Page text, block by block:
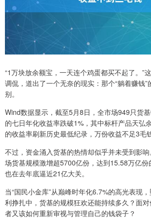
“1万块放余额宝，一天连个鸡蛋都买不起了。”
调侃，道出了一个无奈的现实：那个“躺着赚钱
别。
Wind数据显示，截至5月8日，全市场949只货
的七日年化收益率跌破1%，其中标杆产品天弘
的收益率刷新历史最低纪录，万份收益不足3毛钱
不过，资金涌入货基的热情却似乎并未受到影
场货基规模激增超5700亿份，达到15.58万亿
也在去年底逼近21亿大关。
当“国民小金库”从巅峰时年化6.7%的高光表现
利挣扎中，货基的规模狂欢还能持续多久？面
者又该如何重新审视与管理自己的钱袋子？